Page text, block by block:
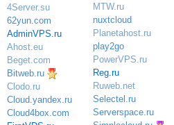
4Server.su
62yun.com
AdminVPS.ru
Ahost.eu
Beget.com
Bitweb.ru
Clodo.ru
Cloud.yandex.ru
Cloud4box.com
MTW.ru
nuxtcloud
Planetahost.ru
play2go
PowerVPS.ru
Reg.ru
Ruweb.net
Selectel.ru
Serverspace.ru